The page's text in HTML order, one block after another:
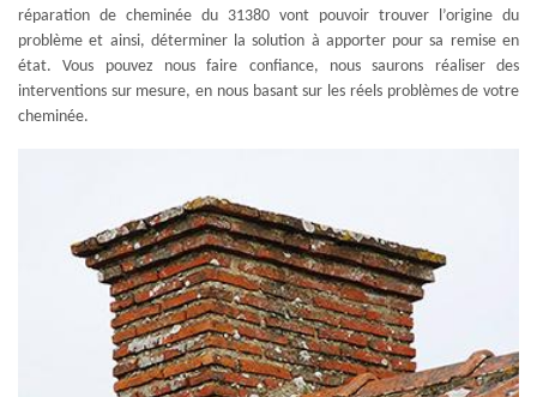
réparation de cheminée du 31380 vont pouvoir trouver l’origine du
problème et ainsi, déterminer la solution à apporter pour sa remise en
état. Vous pouvez nous faire confiance, nous saurons réaliser des
interventions sur mesure, en nous basant sur les réels problèmes de votre
cheminée.